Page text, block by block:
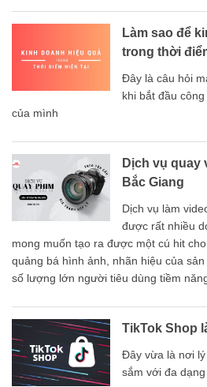
Làm sao để
trong thời
Đây là câu hỏi
khi bắt đầu
của mình
Dịch vụ quay
Bắc Giang
Dịch vụ làm
được rất nhiều
mong muốn tạo ra được một cú hit
quảng bá hình ảnh, nhãn hiệu của
số lượng lớn người tiêu dùng tiềm
TikTok Shop
Đây vừa là nơi
sắm với đa